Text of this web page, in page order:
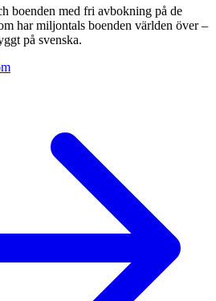
boenden med fri avbokning på de
har miljontals boenden världen över –
på svenska.